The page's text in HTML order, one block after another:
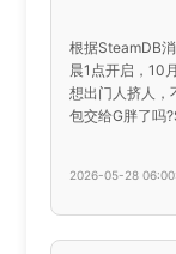
根据SteamDB
晨1点开启，10
想出门人挤人，
包交给G胖了吗
2026-05-28